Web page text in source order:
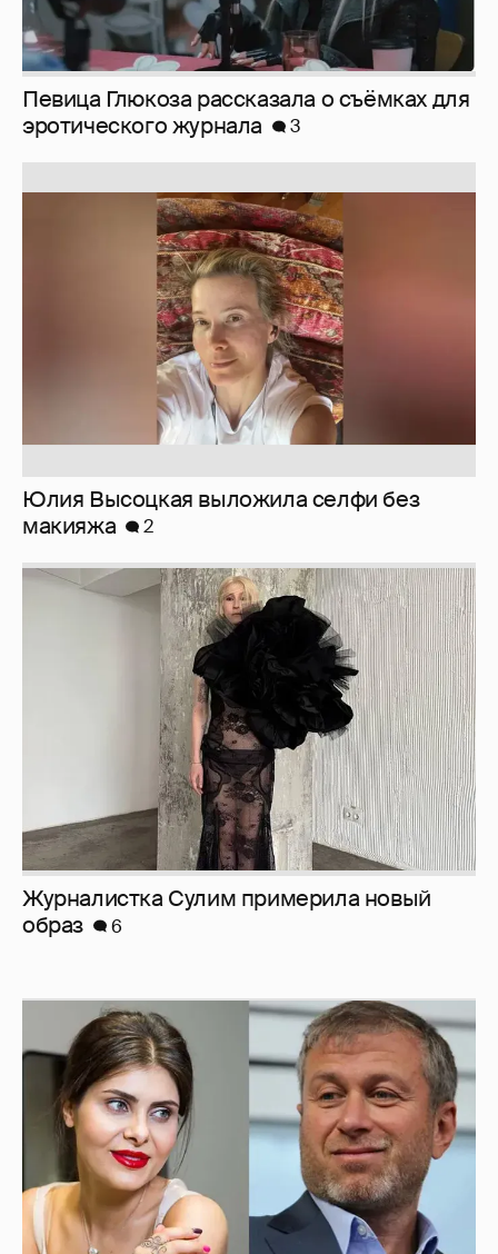
Певица Глюкоза рассказала о съёмках для
эротического журнала
3
Юлия Высоцкая выложила селфи без
макияжа
2
Журналистка Сулим примерила новый
образ
6